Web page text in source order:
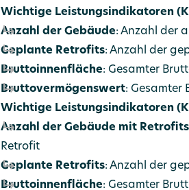
Wichtige Leistungsindikatoren
Anzahl der Gebäude: Anzahl der
Geplante Retrofits: Anzahl der
Bruttoinnenfläche: Gesamter
Bruttovermögenswert: Gesamter
Wichtige Leistungsindikatoren
Anzahl der Gebäude mit Retrofits
Retrofit
Geplante Retrofits: Anzahl der
Bruttoinnenfläche: Gesamter